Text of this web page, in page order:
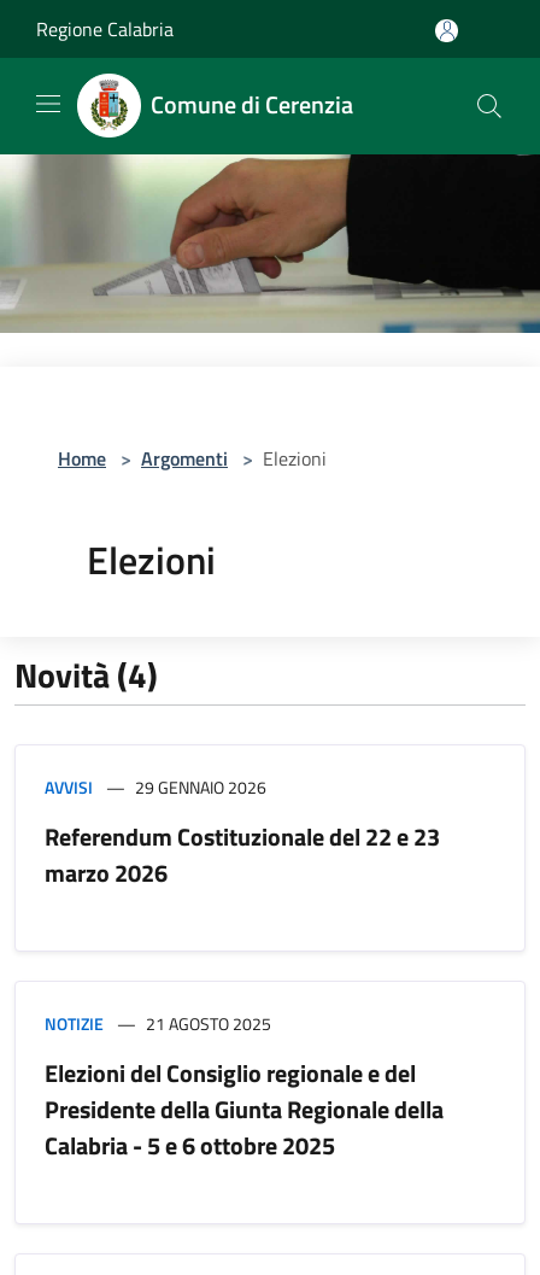
Regione Calabria
Comune di Cerenzia
Home > Argomenti > Elezioni
Elezioni
Novità (4)
AVVISI 29 GENNAIO 2026
Referendum Costituzionale del 22 e 23
marzo 2026
NOTIZIE 21 AGOSTO 2025
Elezioni del Consiglio regionale e del
Presidente della Giunta Regionale della
Calabria - 5 e 6 ottobre 2025